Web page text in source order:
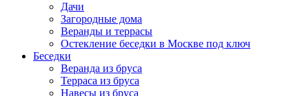
Дачи
Загородные дома
Веранды и террасы
Остекление беседки в Москве под ключ
Беседки
Веранда из бруса
Терраса из бруса
Навесы из бруса